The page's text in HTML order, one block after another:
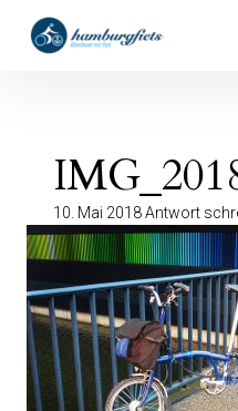
überspringen
hamburgfiets –
10. Mai 2018Antwort